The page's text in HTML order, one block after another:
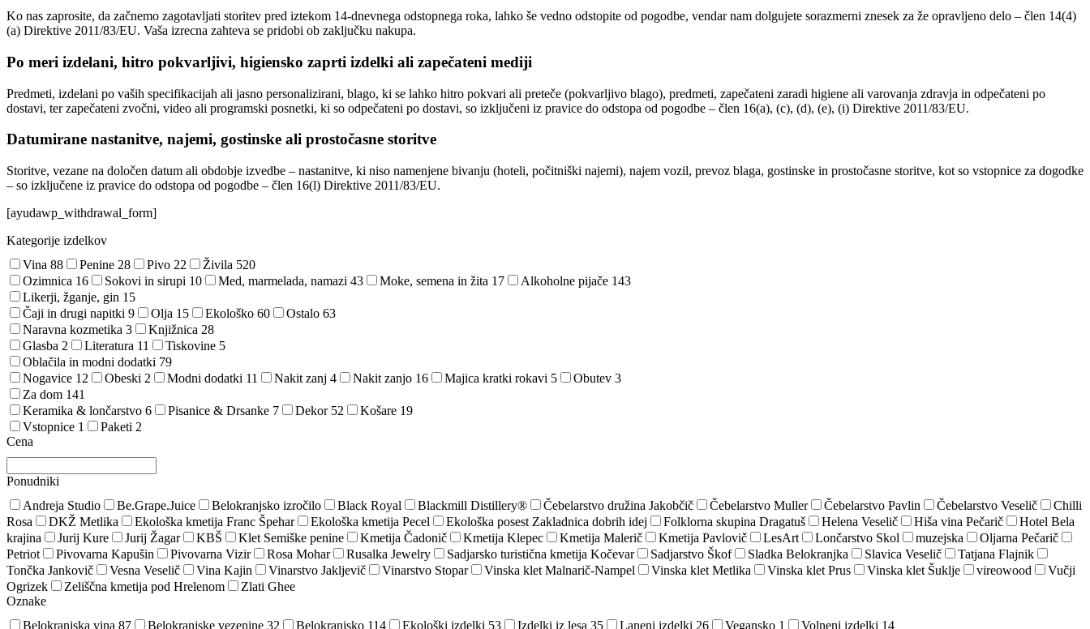
Ko nas zaprosite, da začnemo zagotavljati storitev pred iztekom 14-dnevnega odstopnega roka, lahko še vedno odstopite od pogodbe, vendar nam dolgujete sorazmerni znesek za že opravljeno delo – člen 14(4)
(a) Direktive 2011/83/EU. Vaša izrecna zahteva se pridobi ob zaključku nakupa.
Po meri izdelani, hitro pokvarljivi, higiensko zaprti izdelki ali zapečateni mediji
Predmeti, izdelani po vaših specifikacijah ali jasno personalizirani, blago, ki se lahko hitro pokvari ali preteče (pokvarljivo blago), predmeti, zapečateni zaradi higiene ali varovanja zdravja in odpečateni po
dostavi, ter zapečateni zvočni, video ali programski posnetki, ki so odpečateni po dostavi, so izključeni iz pravice do odstopa od pogodbe – člen 16(a), (c), (d), (e), (i) Direktive 2011/83/EU.
Datumirane nastanitve, najemi, gostinske ali prostočasne storitve
Storitve, vezane na določen datum ali obdobje izvedbe – nastanitve, ki niso namenjene bivanju (hoteli, počitniški najemi), najem vozil, prevoz blaga, gostinske in prostočasne storitve, kot so vstopnice za dogodke
– so izključene iz pravice do odstopa od pogodbe – člen 16(l) Direktive 2011/83/EU.
[ayudawp_withdrawal_form]
Kategorije izdelkov
Vina 88 Penine 28 Pivo 22 Živila 520
Ozimnica 16 Sokovi in sirupi 10 Med, marmelada, namazi 43 Moke, semena in žita 17 Alkoholne pijače 143
Likerji, žganje, gin 15
Čaji in drugi napitki 9 Olja 15 Ekološko 60 Ostalo 63
Naravna kozmetika 3 Knjižnica 28
Glasba 2 Literatura 11 Tiskovine 5
Oblačila in modni dodatki 79
Nogavice 12 Obeski 2 Modni dodatki 11 Nakit zanj 4 Nakit zanjo 16 Majica kratki rokavi 5 Obutev 3
Za dom 141
Keramika & lončarstvo 6 Pisanice & Drsanke 7 Dekor 52 Košare 19
Vstopnice 1 Paketi 2
Cena
Ponudniki
Andreja Studio
Be.Grape.Juice Belokranjsko izročilo Black Royal Blackmill Distillery® Čebelarstvo družina Jakobčič Čebelarstvo Muller Čebelarstvo Pavlin Čebelarstvo Veselič
Chilli
Rosa
DKŽ Metlika Ekološka kmetija Franc Špehar Ekološka kmetija Pecel Ekološka posest Zakladnica dobrih idej Folklorna skupina Dragatuš Helena Veselič Hiša vina Pečarič
Hotel Bela
krajina
Jurij Kure Jurij Žagar KBŠ Klet Semiške penine Kmetija Čadonič Kmetija Klepec Kmetija Malerič Kmetija Pavlovič LesArt Lončarstvo Skol muzejska
Oljarna Pečarič
Petriot
Pivovarna Kapušin Pivovarna Vizir Rosa Mohar Rusalka Jewelry Sadjarsko turistična kmetija Kočevar Sadjarstvo Škof Sladka Belokranjka Slavica Veselič
Tatjana Flajnik
Tončka Jankovič
Vesna Veselič Vina Kajin Vinarstvo Jakljevič Vinarstvo Stopar Vinska klet Malnarič-Nampel Vinska klet Metlika Vinska klet Prus Vinska klet Šuklje vireowood
Vučji
Ogrizek
Zeliščna kmetija pod Hrelenom
Zlati Ghee
Oznake
Belokranjska vina 87 Belokranjske vezenine 32 Belokranjsko 114 Ekološki izdelki 53 Izdelki iz lesa 35 Laneni izdelki 26 Vegansko 1 Volneni izdelki 14